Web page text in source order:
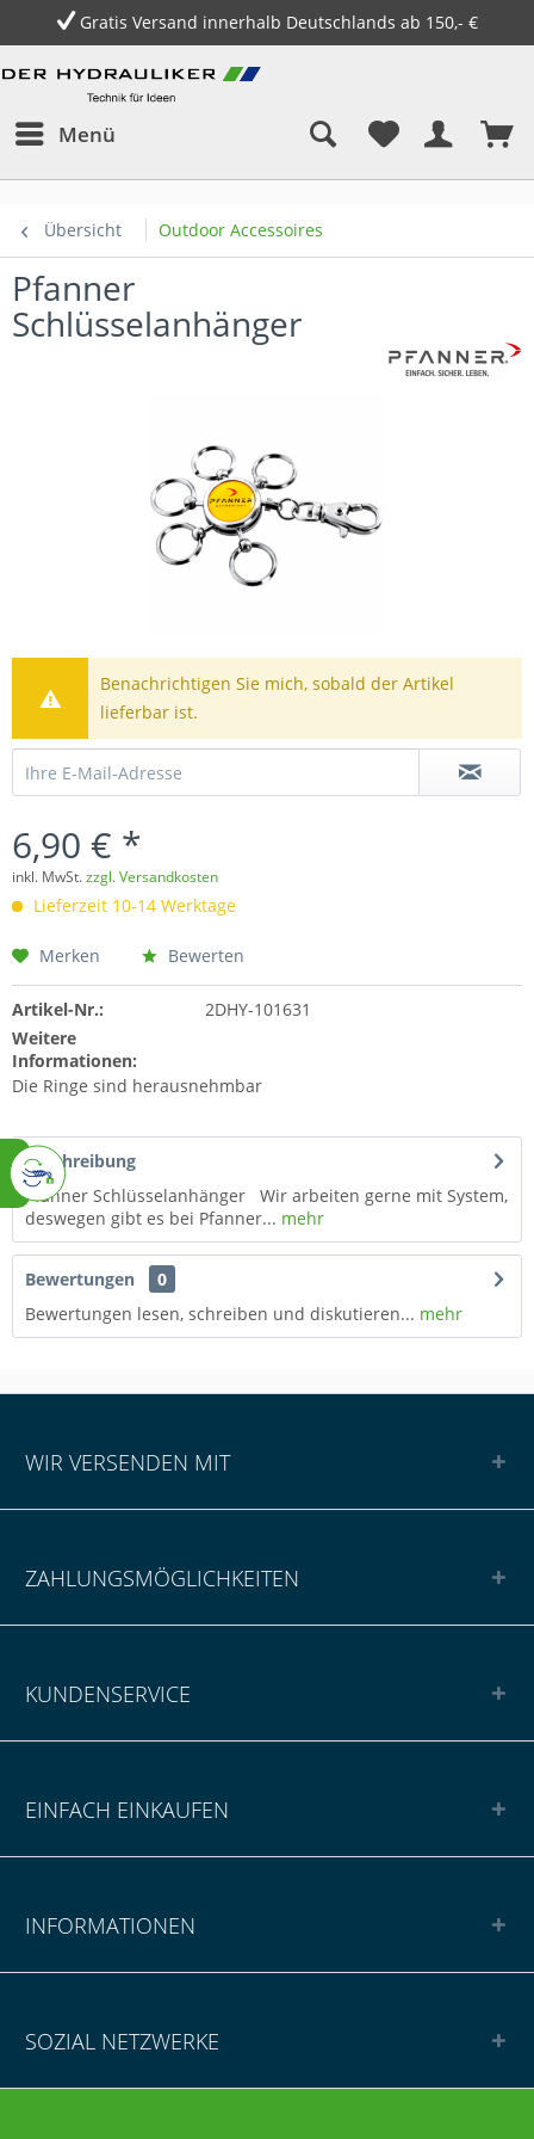
Gratis Versand innerhalb Deutschlands ab 150,- €
Menü
Übersicht Outdoor Accessoires
Pfanner
Schlüsselanhänger
Benachrichtigen Sie mich, sobald der Artikel
lieferbar ist.
6,90 € *
inkl. MwSt.zzgl. Versandkosten
Lieferzeit 10-14 Werktage
Merken Bewerten
Artikel-Nr.:
2DHY-101631
Weitere
Informationen:
Die Ringe sind herausnehmbar
Beschreibung
Pfanner Schlüsselanhänger Wir arbeiten gerne mit System,
deswegen gibt es bei Pfanner... mehr
Bewertungen
0
Bewertungen lesen, schreiben und diskutieren... mehr
WIR VERSENDEN MIT
ZAHLUNGSMÖGLICHKEITEN
KUNDENSERVICE
EINFACH EINKAUFEN
INFORMATIONEN
SOZIAL NETZWERKE